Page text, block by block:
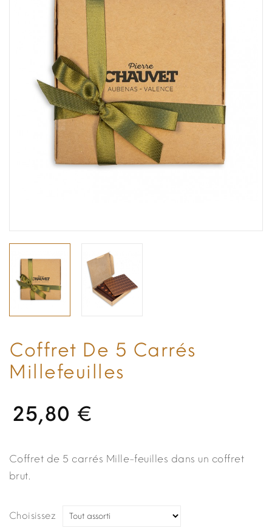
Coffret De 5 Carrés
Millefeuilles
25,80 €
Coffret de 5 carrés Mille-feuilles dans un coffret
brut.
Choisissez